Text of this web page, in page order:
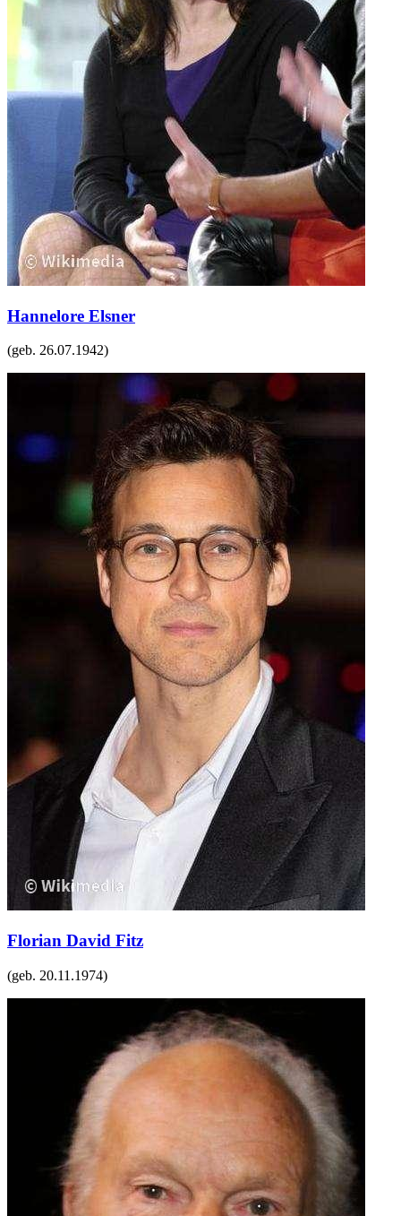
Hannelore Elsner
(geb. 26.07.1942)
Florian David Fitz
(geb. 20.11.1974)